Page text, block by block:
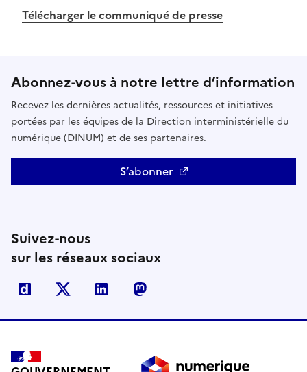
Télécharger le communiqué de presse
Abonnez-vous à notre lettre d’information
Recevez les dernières actualités, ressources et initiatives
portées par les équipes de la Direction interministérielle du
numérique (DINUM) et de ses partenaires.
S’abonner
Suivez-nous
sur les réseaux sociaux
Dailymotion Linkedin